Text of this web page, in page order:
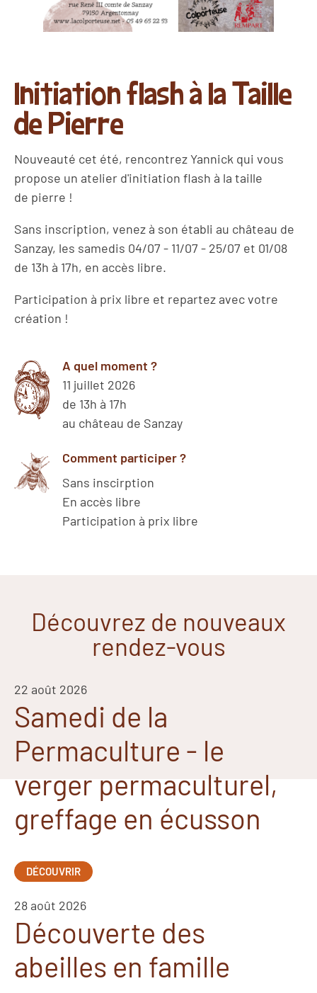
Initiation flash à la Taille
de Pierre
Nouveauté cet été, rencontrez Yannick qui vous
propose un atelier d'initiation flash à la taille
de pierre !
​Sans inscription, venez à son établi au château de
Sanzay, les samedis 04/07 - 11/07 - 25/07 et 01/08
de 13h à 17h, en accès libre.
​Participation à prix libre et repartez avec votre
création !
A quel moment ?
11 juillet 2026
de 13h à 17h
au château de Sanzay
Comment participer ?
Sans inscirption
En accès libre
Participation à prix libre
Découvrez de nouveaux
rendez-vous
22 août 2026
Samedi de la
Permaculture - le
verger permaculturel,
greffage en écusson
DÉCOUVRIR
28 août 2026
Découverte des
abeilles en famille